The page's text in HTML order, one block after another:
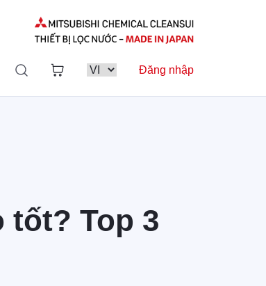
Đăng nhập
Top 3